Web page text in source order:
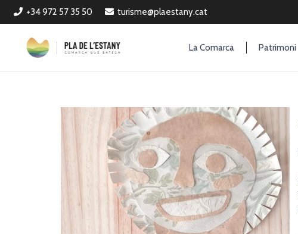
+34 972 57 35 50 turisme@plaestany.cat
La Comarca Patrimoni